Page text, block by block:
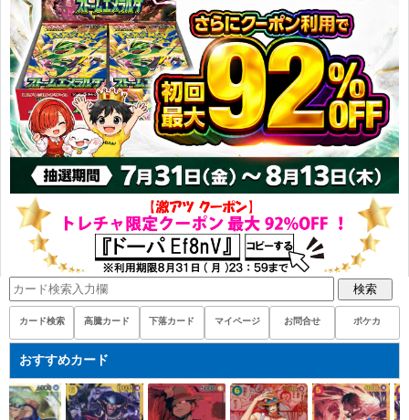
検索
カード検索 高騰カード 下落カード マイページ お問合せ ポケカ
おすすめカード